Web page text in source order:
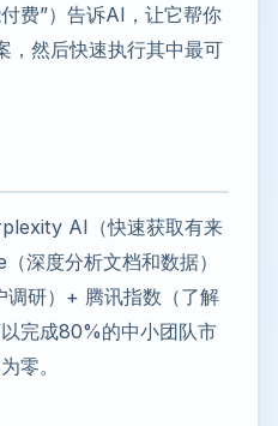
费”）告诉AI，让它帮你
，然后快速执行其中最可
AI（快速获取有来
深度分析文档和数据）
研）+ 腾讯指数（了解
完成80%的中小团队市
零。